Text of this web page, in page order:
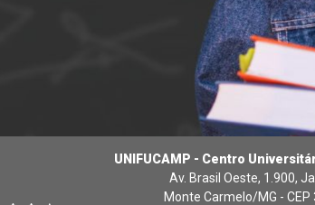
UNIFUCAMP - Centro
Av. Brasil Oeste, 1.900,
Monte Carmelo/MG - CEP